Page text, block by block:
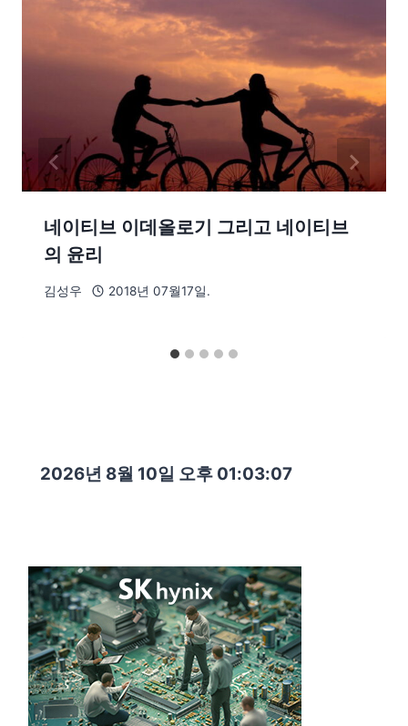
네이티브 이데올로기 그리고 네이티브
의 윤리
김성우 2018년 07월17일.
2026년 8월 10일 오후 01:03:08